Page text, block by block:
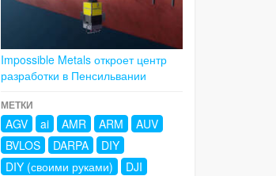
Impossible Metals откроет центр
разработки в Пенсильвании
МЕТКИ
AGV ai AMR ARM
AUV
BVLOS
DARPA
DIY
DIY (своими руками)
DJI